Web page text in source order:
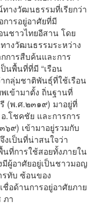
างวัฒนธรรมที่เรียกว่า
การอยู่อาศัยที่มี
นชาวไทยอีสาน โดย
างวัฒนธรรมระหว่าง
การสืบค้นและการ
นพื้นที่ที่มี “เรือน
กลุ่มชาติพันธุ์ที่ใช้เรือน
เข้ามาตั้ง ถิ่นฐานที่
(พ.ศ.๒๓๑๙) มาอยู่ที่
.โชคชัย และการการ
๙) เข้ามาอยู่รวมกับ
งเป็นที่น่าสนใจว่า
ที่การใช้สอยทั้งภายใน
ผู้อาศัยอยู่เป็นชาวมอญ
รทับ ซ้อนของ
อด้านการอยู่อาศัยภาย
ภา